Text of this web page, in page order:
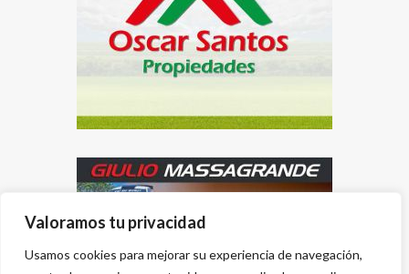
Valoramos tu privacidad
Usamos cookies para mejorar su experiencia de navegación,